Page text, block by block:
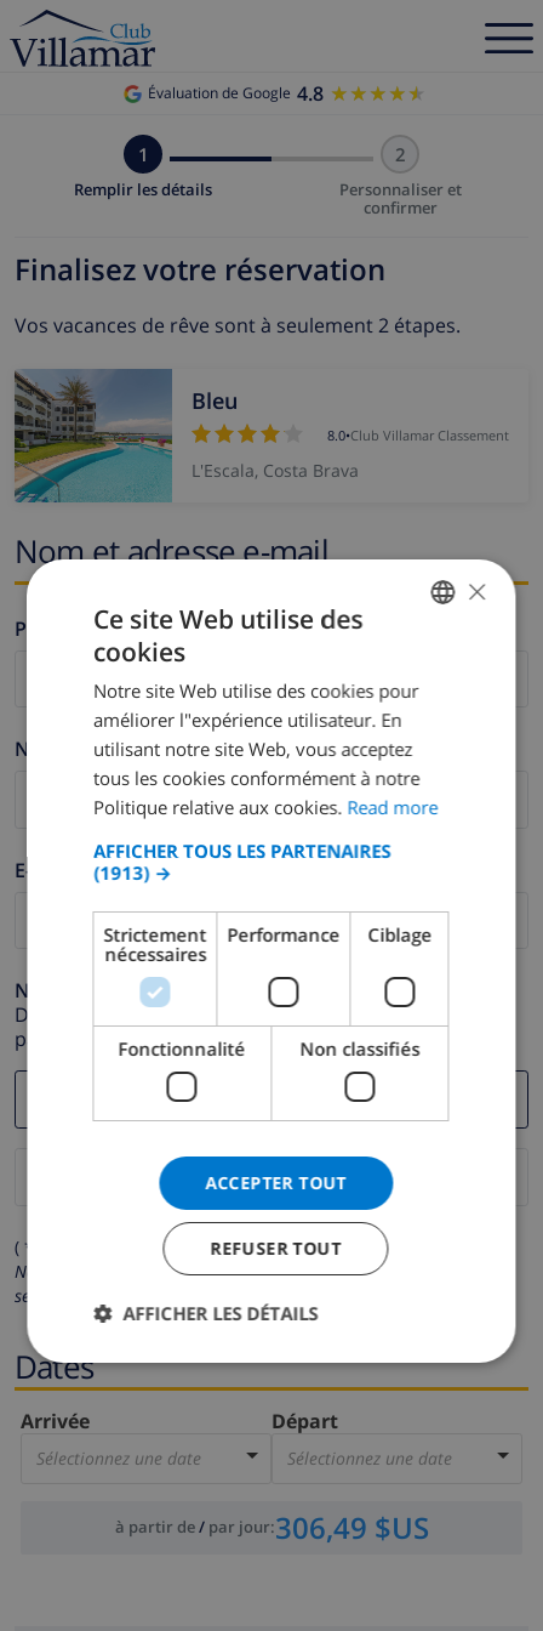
Évaluation de Google 4.8 ★★★★★
★★★★★
1
Remplir les détails
2
Personnaliser et
confirmer
Finalisez votre réservation
Vos vacances de rêve sont à seulement 2 étapes.
Bleu
8.0•Club Villamar Classement
L'Escala, Costa Brava
Nom et adresse e-mail
Prénom *
Nom de famille *
E-mail *
Numéro de téléphone *
Dans le cas où votre adresse e-mail ne fonctionnerait
pas correctement.
( * Les champs avec un astérisque sont obligatoires )
Nous respectons votre vie privée.Vos données personnelles ne
seront pas communiquées à des tiers.
Dates
Arrivée
Sélectionnez une date
Départ
Sélectionnez une date
à partir de/ par jour:306,49 $US
DUTCH
SPANISH
GERMAN
CATALAN
DANISH
NORWEGIAN
×
Ce site Web utilise des
cookies
Notre site Web utilise des cookies pour
améliorer l"expérience utilisateur. En
utilisant notre site Web, vous acceptez
tous les cookies conformément à notre
Politique relative aux cookies. Read more
AFFICHER TOUS LES PARTENAIRES
(1913) →
Strictement
nécessaires
Performance Ciblage
Fonctionnalité Non classifiés
ACCEPTER TOUT
REFUSER TOUT
AFFICHER LES DÉTAILS